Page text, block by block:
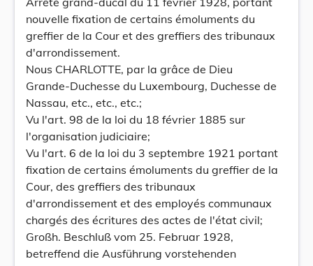
nouvelle fixation de certains émoluments du
greffier de la Cour et des greffiers des tribunaux
d'arrondissement.
Nous CHARLOTTE, par la grâce de Dieu
Grande-Duchesse du Luxembourg, Duchesse de
Nassau, etc., etc., etc.;
Vu l'art. 98 de la loi du 18 février 1885 sur
l'organisation judiciaire;
Vu l'art. 6 de la loi du 3 septembre 1921 portant
fixation de certains émoluments du greffier de la
Cour, des greffiers des tribunaux
d'arrondissement et des employés communaux
chargés des écritures des actes de l'état civil;
Großh. Beschluß vom 25. Februar 1928,
betreffend die Ausführung vorstehenden